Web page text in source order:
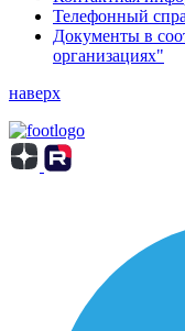
Телефонный
Документы в
организациях"
наверх